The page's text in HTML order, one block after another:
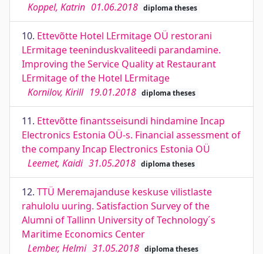
Koppel, Katrin 01.06.2018 diploma theses
10. Ettevõtte Hotel LErmitage OÜ restorani
LErmitage teeninduskvaliteedi parandamine.
Improving the Service Quality at Restaurant
LErmitage of the Hotel LErmitage
Kornilov, Kirill 19.01.2018 diploma theses
11. Ettevõtte finantsseisundi hindamine Incap
Electronics Estonia OÜ-s. Financial assessment of
the company Incap Electronics Estonia OÜ
Leemet, Kaidi 31.05.2018 diploma theses
12. TTÜ Meremajanduse keskuse vilistlaste
rahulolu uuring. Satisfaction Survey of the
Alumni of Tallinn University of Technology´s
Maritime Economics Center
Lember, Helmi 31.05.2018 diploma theses